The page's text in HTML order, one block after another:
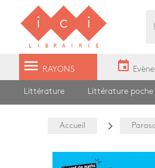
Librairie Ici Grands Boulevards
menu RAYONS event
Littérature Littérature poche
Accueil navigate_next